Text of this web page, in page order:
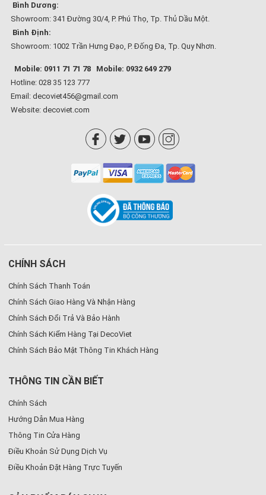
Bình Dương:
Showroom: 341 Đường 30/4, P. Phú Thọ, Tp. Thủ Dầu Một.
Bình Định:
Showroom: 1002 Trần Hưng Đạo, P. Đống Đa, Tp. Quy Nhơn.
Mobile: 0911 71 71 78
Mobile: 0932 649 279
Hotline: 028 35 123 777
Email: decoviet456@gmail.com
Website: decoviet.com
CHÍNH SÁCH
Chính Sách Thanh Toán
Chính Sách Giao Hàng Và Nhận Hàng
Chính Sách Đổi Trả Và Bảo Hành
Chính Sách Kiểm Hàng Tại DecoViet
Chính Sách Bảo Mật Thông Tin Khách Hàng
THÔNG TIN CẦN BIẾT
Chính Sách
Hướng Dẫn Mua Hàng
Thông Tin Cửa Hàng
Điều Khoản Sử Dụng Dịch Vụ
Điều Khoản Đặt Hàng Trực Tuyến